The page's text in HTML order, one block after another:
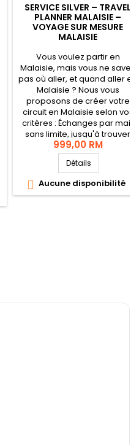
SERVICE SILVER – TRAVEL
PLANNER MALAISIE –
VOYAGE SUR MESURE
MALAISIE
Vous voulez partir en
Malaisie, mais vous ne savez
pas où aller, et quand aller en
Malaisie ? Nous vous
proposons de créer votre
circuit en Malaisie selon vos
critères : Échanges par mail,
sans limite, jusqu'à trouver
votre circuit. Vidéo
récapitulative du circuit
choisi. Nous resterons
joignables par mail, à tout
moment, avant votre séjour.
999,00 RM
Détails
 Aucune disponibilité